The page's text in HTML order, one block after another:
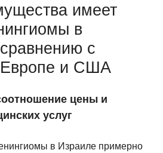
имеет
в
с
и США
цены и
услуг
в Израиле примерно